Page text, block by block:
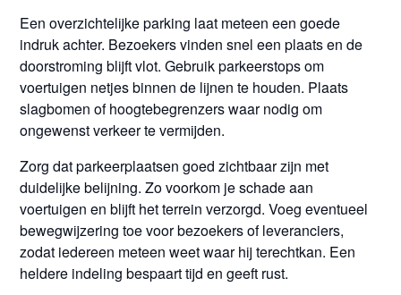
Een overzichtelijke parking laat meteen een goede
indruk achter. Bezoekers vinden snel een plaats en de
doorstroming blijft vlot. Gebruik parkeerstops om
voertuigen netjes binnen de lijnen te houden. Plaats
slagbomen of hoogtebegrenzers waar nodig om
ongewenst verkeer te vermijden.
Zorg dat parkeerplaatsen goed zichtbaar zijn met
duidelijke belijning. Zo voorkom je schade aan
voertuigen en blijft het terrein verzorgd. Voeg eventueel
bewegwijzering toe voor bezoekers of leveranciers,
zodat iedereen meteen weet waar hij terechtkan. Een
heldere indeling bespaart tijd en geeft rust.